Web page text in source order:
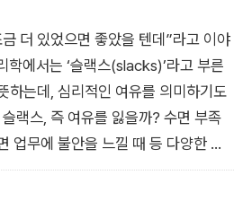
더 있었으면 좋았을 텐데”라고 이야
학에서는 ‘슬랙스(slacks)’라고 부른
하는데, 심리적인 여유를 의미하기도
랙스, 즉 여유를 잃을까? 수면 부족
업무에 불안을 느낄 때 등 다양한 경
는 여유가 없는 상태가 만성적으로
떨어진다는 점이다. (1장 ‘왜 열심히